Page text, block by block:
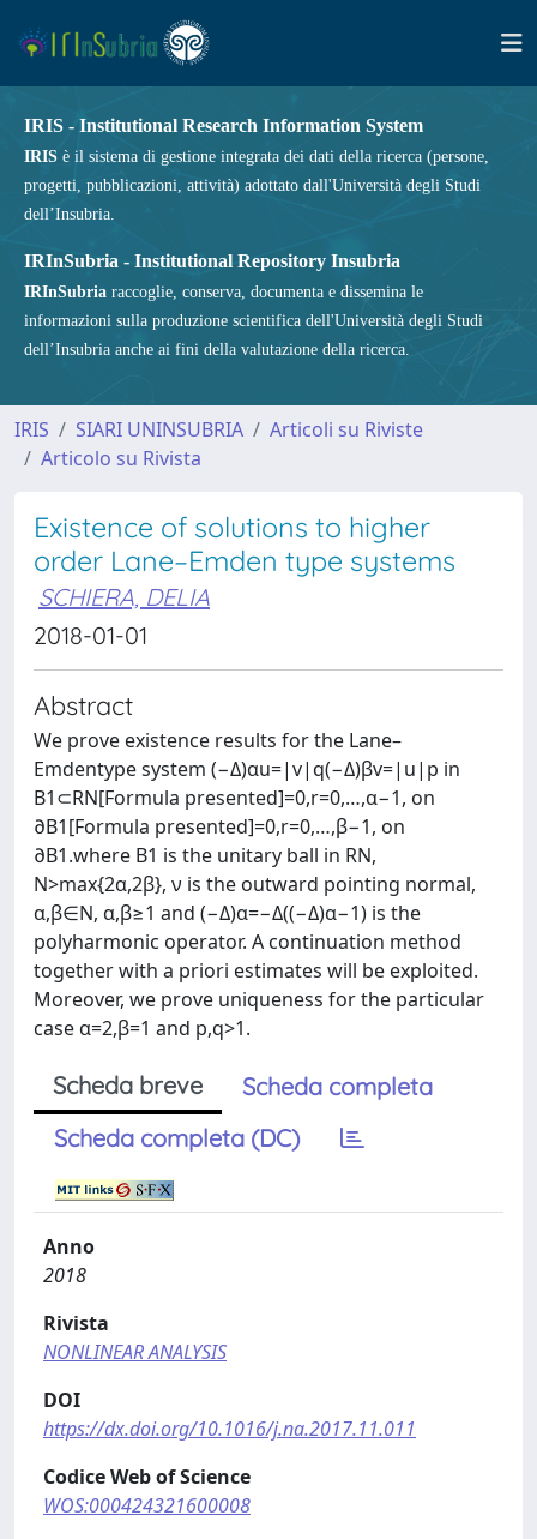
IRIS - Institutional Research Information System
IRIS è il sistema di gestione integrata dei dati della ricerca (persone,
progetti, pubblicazioni, attività) adottato dall'Università degli Studi
dell’Insubria.
IRInSubria - Institutional Repository Insubria
IRInSubria raccoglie, conserva, documenta e dissemina le
informazioni sulla produzione scientifica dell'Università degli Studi
dell’Insubria anche ai fini della valutazione della ricerca.
IRIS SIARI UNINSUBRIA
Articoli su Riviste
Articolo su Rivista
Existence of solutions to higher
order Lane–Emden type systems
SCHIERA, DELIA
2018-01-01
Abstract
We prove existence results for the Lane–
Emdentype system (−Δ)αu=|v|q(−Δ)βv=|u|p in
B1⊂RN[Formula presented]=0,r=0,…,α−1, on
∂B1[Formula presented]=0,r=0,…,β−1, on
∂B1.where B1 is the unitary ball in RN,
N>max{2α,2β}, ν is the outward pointing normal,
α,β∈N, α,β≥1 and (−Δ)α=−Δ((−Δ)α−1) is the
polyharmonic operator. A continuation method
together with a priori estimates will be exploited.
Moreover, we prove uniqueness for the particular
case α=2,β=1 and p,q>1.
Scheda breve
Scheda completa
Scheda completa (DC)
Anno
2018
Rivista
NONLINEAR ANALYSIS
DOI
https://dx.doi.org/10.1016/j.na.2017.11.011
Codice Web of Science
WOS:000424321600008